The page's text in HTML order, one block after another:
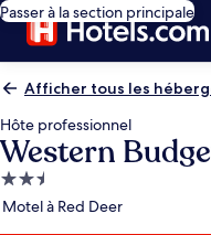
Passer à la section principale
Afficher tous les
Hôte professionnel
Western
Hébergement
2.5 étoiles
Motel à Red Deer